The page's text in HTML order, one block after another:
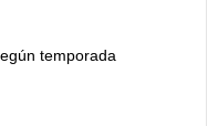
temporada